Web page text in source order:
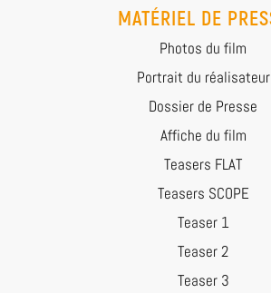
MATÉRIEL DE
Photos du film
Portrait du réalisateur
Dossier de Presse
Affiche du film
Teasers FLAT
Teasers SCOPE
Teaser 1
Teaser 2
Teaser 3